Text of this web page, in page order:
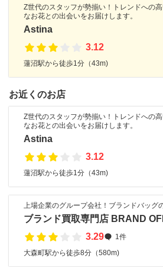
Z世代のスタッフが勢揃い！トレンドへの
なお花との出会いをお届けします。
Astina
3.12
蓮沼駅から徒歩1分（43m)
お近くのお店
Z世代のスタッフが勢揃い！トレンドへの
なお花との出会いをお届けします。
Astina
3.12
蓮沼駅から徒歩1分（43m)
上場企業のグループ会社！ブランドバッグ
ブランド買取専門店 BRAND
3.29
1件
大森町駅から徒歩8分（580m)